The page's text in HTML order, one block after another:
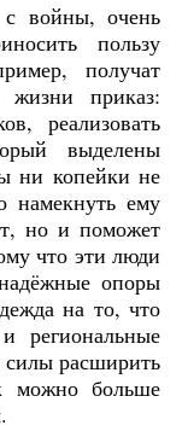
с войны, очень
пользу
получат
приказ:
реализовать
выделены
ни копейки не
намекнуть ему
но и поможет
что эти люди
опоры
на то, что
региональные
силы расширить
можно больше